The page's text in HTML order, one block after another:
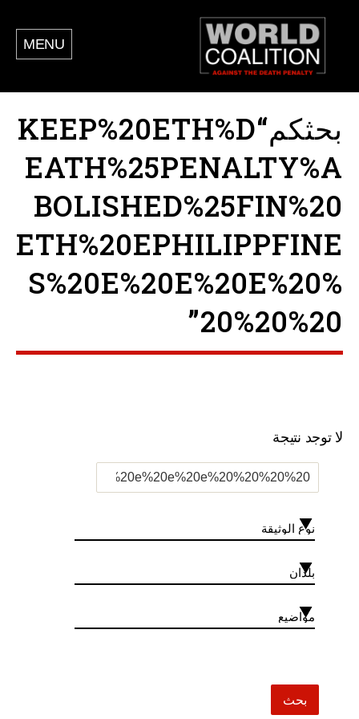
MENU
بحثكم“KEEP%20ETH%D
EATH%25PENALTY%A
BOLISHED%25FIN%20
ETH%20EPHILIPPFINE
S%20E%20E%20E%20%
20%20%20”
لا توجد نتيجة